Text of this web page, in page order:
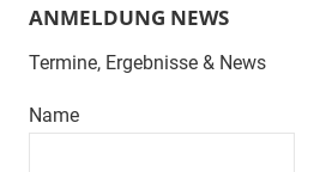
Beiträge
ANMELDUNG NEWS
Termine, Ergebnisse & News
Name